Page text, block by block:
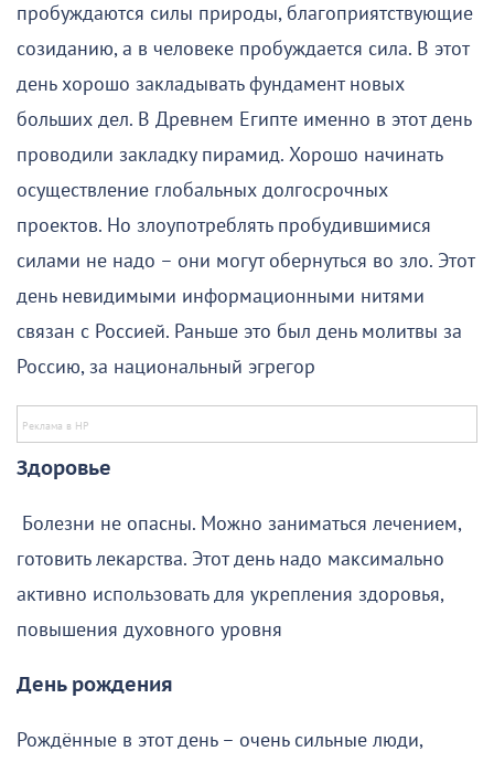
пробуждаются силы природы, благоприятствующие
созиданию, а в человеке пробуждается сила. В этот
день хорошо закладывать фундамент новых
больших дел. В Древнем Египте именно в этот день
проводили закладку пирамид. Хорошо начинать
осуществление глобальных долгосрочных
проектов. Но злоупотреблять пробудившимися
силами не надо – они могут обернуться во зло. Этот
день невидимыми информационными нитями
связан с Россией. Раньше это был день молитвы за
Россию, за национальный эгрегор
Здоровье
Болезни не опасны. Можно заниматься лечением,
готовить лекарства. Этот день надо максимально
активно использовать для укрепления здоровья,
повышения духовного уровня
День рождения
Рождённые в этот день – очень сильные люди,